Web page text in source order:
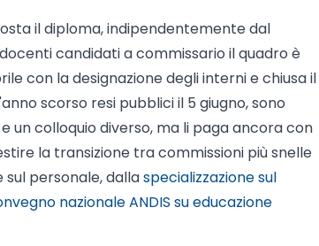
il diploma, indipendentemente dal
candidati a commissario il quadro è
con la designazione degli interni e chiusa il
scorso resi pubblici il 5 giugno, sono
un colloquio diverso, ma li paga ancora con
la transizione tra commissioni più snelle
personale, dallaspecializzazione sul
nazionale ANDIS su educazione